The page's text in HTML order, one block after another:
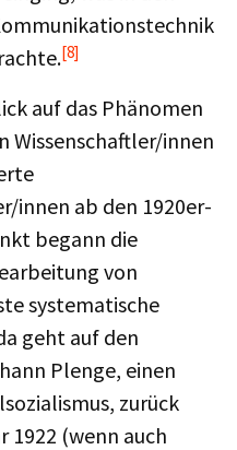
[8]
auf das Phänomen
Wissenschaftler/innen
innen ab den 1920er-
begann die
von
systematische
geht auf den
Plenge, einen
zurück
1922 (wenn auch